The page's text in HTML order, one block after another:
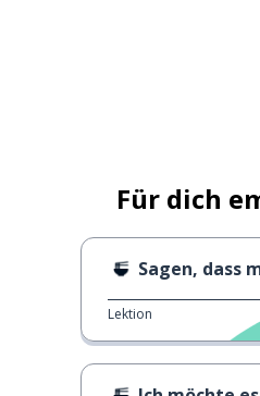
Für dich
Sagen, dass
Lektion